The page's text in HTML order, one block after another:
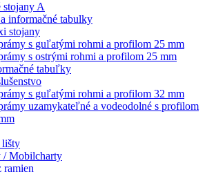
stojany A
informačné tabulky
stojany
s guľatými rohmi a profilom 25 mm
s ostrými rohmi a profilom 25 mm
tabuľky
s guľatými rohmi a profilom 32 mm
uzamykateľné a vodeodolné s profilom
lišty
/ Mobilcharty
ramien